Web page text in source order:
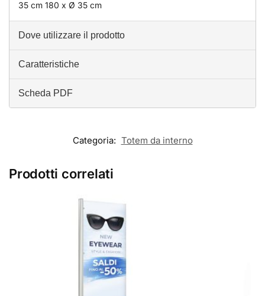
35 cm 180 x Ø 35 cm
Dove utilizzare il prodotto
Caratteristiche
Scheda PDF
Categoria: Totem da interno
Prodotti correlati